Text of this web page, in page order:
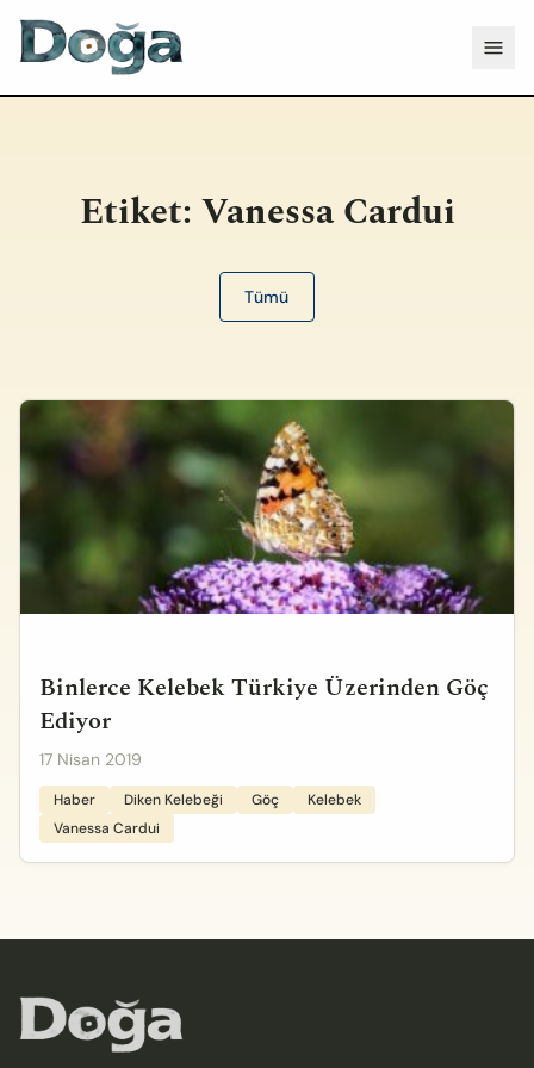
Etiket:Vanessa Cardui
Tümü
Binlerce Kelebek Türkiye Üzerinden Göç
Ediyor
17 Nisan 2019
Haber Diken Kelebeği Göç
Kelebek
Vanessa Cardui